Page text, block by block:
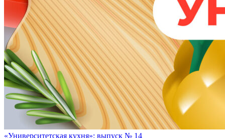
«Университетская кухня»: выпуск № 14